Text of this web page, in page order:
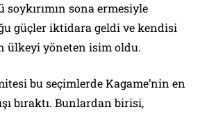
sona ermesiyle
güçler iktidara geldi ve kendisi
ülkeyi yöneten isim oldu.
bu seçimlerde Kagame’nin en
bıraktı. Bunlardan birisi,